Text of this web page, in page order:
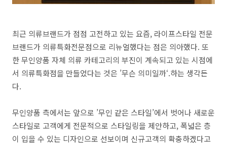
최근 의류브랜드가 점점 고전하고 있는 요즘, 라이프스타일 전문
브랜드가 의류특화전문점으로 리뉴얼했다는 점은 의아했다. 또
한 무인양품 자체 의류 카테고리의 부진이 계속되고 있는 시점에
서 의류특화점을 만들었다는 것은 ’무슨 의미일까‘.하는 생각든
다.
무인양품 측에서는 앞으로 ’무인 같은 스타일’에서 벗어나 새로운
스타일로 고객에게 전문적으로 스타일링을 제안하고,폭넓은 층
이 입을 수 있는 디자인으로 선보이며 신규고객의 확충하겠다고